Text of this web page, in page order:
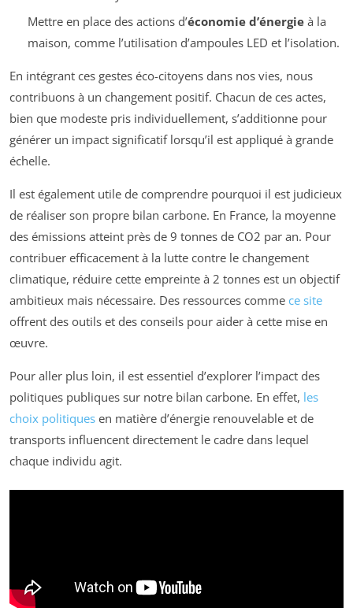
Mettre en place des actions d’économie d’énergieà la
maison, comme l’utilisation d’ampoules LED et l’isolation.
En intégrant ces gestes éco-citoyens dans nos vies, nous
contribuons à un changement positif. Chacun de ces actes,
bien que modeste pris individuellement, s’additionne pour
générer un impact significatif lorsqu’il est appliqué à grande
échelle.
Il est également utile de comprendre pourquoi il est judicieux
de réaliser son propre bilan carbone. En France, la moyenne
des émissions atteint près de 9 tonnes de CO2 par an. Pour
contribuer efficacement à la lutte contre le changement
climatique, réduire cette empreinte à 2 tonnes est un objectif
ambitieux mais nécessaire. Des ressources comme ce site
offrent des outils et des conseils pour aider à cette mise en
œuvre.
Pour aller plus loin, il est essentiel d’explorer l’impact des
politiques publiques sur notre bilan carbone. En effet, les
choix politiques en matière d’énergie renouvelable et de
transports influencent directement le cadre dans lequel
chaque individu agit.